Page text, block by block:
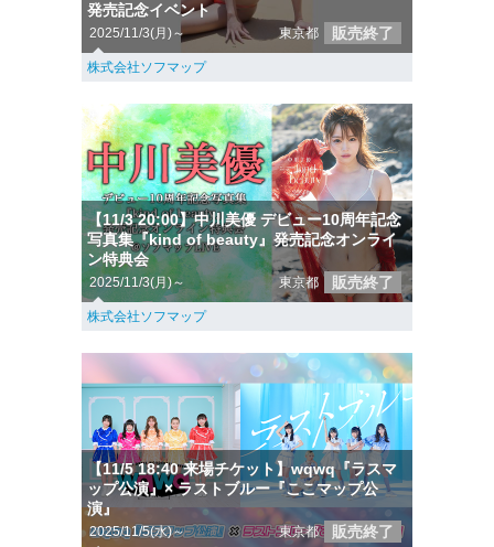
発売記念イベント
2025/11/3(月)～ 東京都 販売終了
株式会社ソフマップ
【11/3 20:00】中川美優 デビュー10周年記念
写真集『kind of beauty』発売記念オンライ
ン特典会
2025/11/3(月)～ 東京都 販売終了
株式会社ソフマップ
【11/5 18:40 来場チケット】wqwq『ラスマ
ップ公演』× ラストブルー『ここマップ公
演』
2025/11/5(水)～ 東京都 販売終了